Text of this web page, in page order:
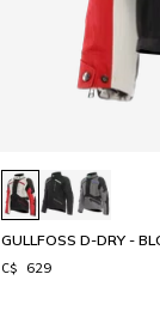
GULLFOSS D-DRY -
C$ 629